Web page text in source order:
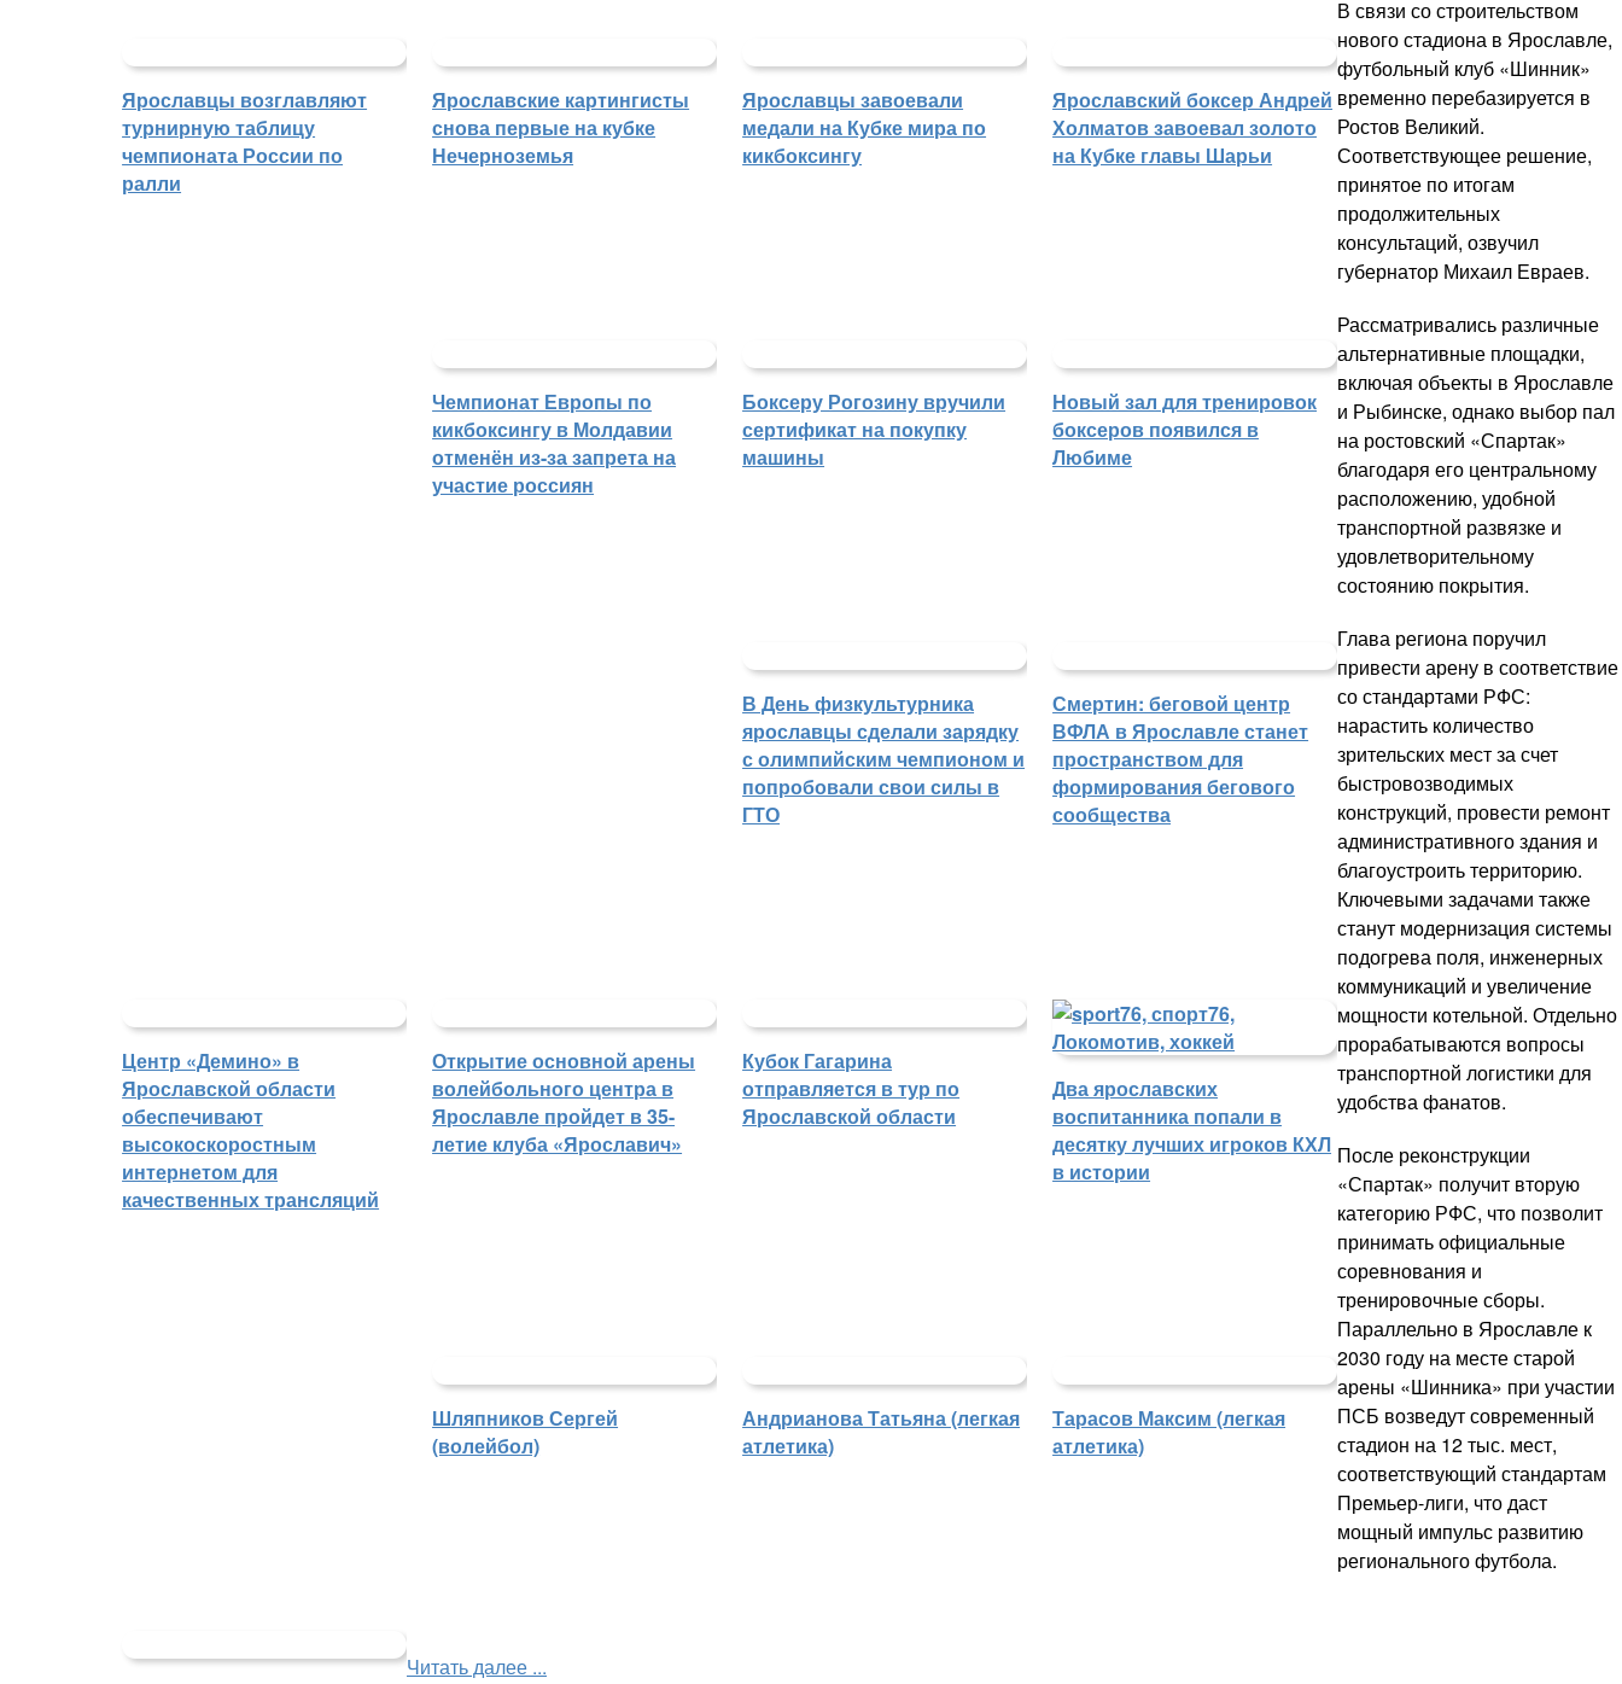
Ярославцы возглавляют
турнирную таблицу
чемпионата России по
ралли
Ярославские картингисты
снова первые на кубке
Нечерноземья
Ярославцы завоевали
медали на Кубке мира по
кикбоксингу
Ярославский боксер Андрей
Холматов завоевал золото
на Кубке главы Шарьи
Чемпионат Европы по
кикбоксингу в Молдавии
отменён из-за запрета на
участие россиян
Боксеру Рогозину вручили
сертификат на покупку
машины
Новый зал для тренировок
боксеров появился в
Любиме
В День физкультурника
ярославцы сделали зарядку
с олимпийским чемпионом и
попробовали свои силы в
ГТО
Смертин: беговой центр
ВФЛА в Ярославле станет
пространством для
формирования бегового
сообщества
Центр «Демино» в
Ярославской области
обеспечивают
высокоскоростным
интернетом для
качественных трансляций
Открытие основной арены
волейбольного центра в
Ярославле пройдет в 35-
летие клуба «Ярославич»
Кубок Гагарина
отправляется в тур по
Ярославской области
Два ярославских
воспитанника попали в
десятку лучших игроков КХЛ
в истории
Шляпников Сергей
(волейбол)
Андрианова Татьяна (легкая
атлетика)
Тарасов Максим (легкая
атлетика)
В связи со строительством
нового стадиона в Ярославле,
футбольный клуб «Шинник»
временно перебазируется в
Ростов Великий.
Соответствующее решение,
принятое по итогам
продолжительных
консультаций, озвучил
губернатор Михаил Евраев.
Рассматривались различные
альтернативные площадки,
включая объекты в Ярославле
и Рыбинске, однако выбор пал
на ростовский «Спартак»
благодаря его центральному
расположению, удобной
транспортной развязке и
удовлетворительному
состоянию покрытия.
Глава региона поручил
привести арену в соответствие
со стандартами РФС:
нарастить количество
зрительских мест за счет
быстровозводимых
конструкций, провести ремонт
административного здания и
благоустроить территорию.
Ключевыми задачами также
станут модернизация системы
подогрева поля, инженерных
коммуникаций и увеличение
мощности котельной. Отдельно
прорабатываются вопросы
транспортной логистики для
удобства фанатов.
После реконструкции
«Спартак» получит вторую
категорию РФС, что позволит
принимать официальные
соревнования и
тренировочные сборы.
Параллельно в Ярославле к
2030 году на месте старой
арены «Шинника» при участии
ПСБ возведут современный
стадион на 12 тыс. мест,
соответствующий стандартам
Премьер-лиги, что даст
мощный импульс развитию
регионального футбола.
Читать далее ...